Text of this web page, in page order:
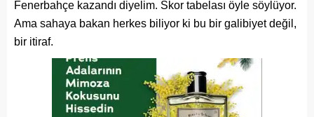
Fenerbahçe kazandı diyelim. Skor tabelası öyle söylüyor.
Ama sahaya bakan herkes biliyor ki bu bir galibiyet değil,
bir itiraf.